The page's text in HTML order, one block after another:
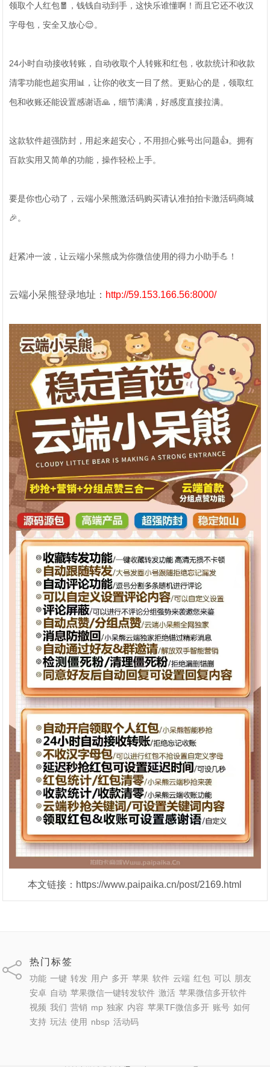
领取个人红包🧧，钱钱自动到手，这快乐谁懂啊！而且它还不收汉
字母包，安全又放心😌。
24小时自动接收转账，自动收取个人转账和红包，收款统计和收款
清零功能也超实用📊，让你的收支一目了然。更贴心的是，领取红
包和收账还能设置感谢语🙏，细节满满，好感度直接拉满。
这款软件超强防封，用起来超安心，不用担心账号出问题👍。拥有
百款实用又简单的功能，操作轻松上手。
要是你也心动了，云端小呆熊激活码购买请认准拍拍卡激活码商城
🎉。
赶紧冲一波，让云端小呆熊成为你微信使用的得力小助手💪！
云端小呆熊登录地址： http://59.153.166.56:8000/
本文链接：https://www.paipaika.cn/post/2169.html
热门标签
功能 一键 转发 用户 多开 苹果 软件 云端 红包 可以 朋友
安卓 自动 苹果微信一键转发软件 激活 苹果微信多开软件
视频 我们 营销 mp 独家 内容 苹果TF微信多开 账号 如何
支持 玩法 使用 nbsp 活动码